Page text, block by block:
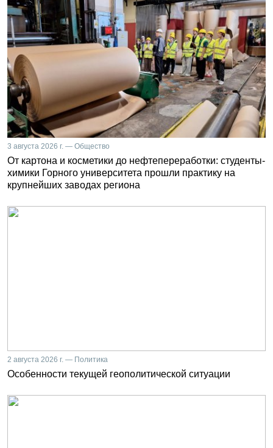
3 августа 2026 г. — Общество
От картона и косметики до нефтепереработки: студенты-
химики Горного университета прошли практику на
крупнейших заводах региона
2 августа 2026 г. — Политика
Особенности текущей геополитической ситуации